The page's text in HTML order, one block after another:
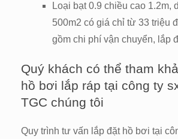
Loại bạt 0.9 chiều cao 1.2m,
500m2 có giá chỉ từ 33 triệu
gồm chi phí vận chuyển, lắp
Quý khách có thể tham
hồ bơi lắp ráp tại công ty
TGC chúng tôi
Quy trình tư vấn lắp đặt hồ bơi tại